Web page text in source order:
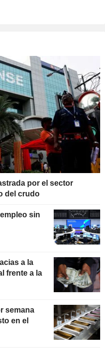
por el sector
del crudo
sin
a la
frente a la
semana
en el